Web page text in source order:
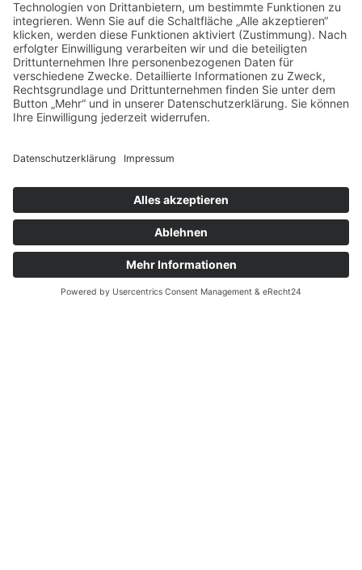
REGIONALE SCHULE CRIVITZ
Regionale Schule Crivitz
Straße der Freundschaft 19A
19089 Crivitz
Mail: sekretariat@regionalschule-crivitz.de